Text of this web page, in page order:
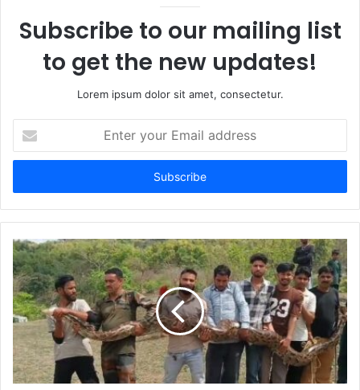
Subscribe to our mailing list
to get the new updates!
Lorem ipsum dolor sit amet, consectetur.
your
Email